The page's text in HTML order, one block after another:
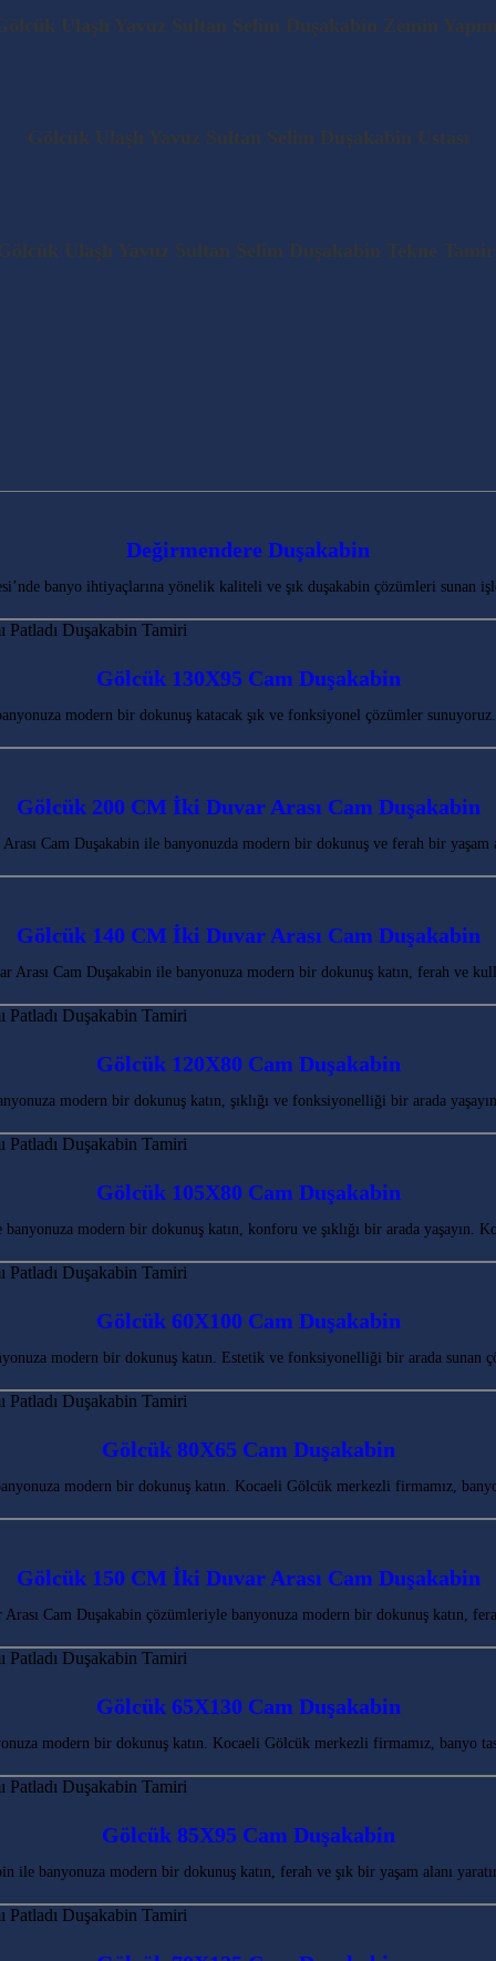
Ulaşlı Yavuz Sultan Selim Duşakabin Zemin
Gölcük Ulaşlı Yavuz Sultan Selim Duşakabin Ustası
Ulaşlı Yavuz Sultan Selim Duşakabin Tekne
Değirmendere Duşakabin
banyo ihtiyaçlarına yönelik kaliteli ve şık duşakabin çözümleri sunan
Gölcük 130X95 Cam Duşakabin
modern bir dokunuş katacak şık ve fonksiyonel çözümler
Gölcük 200 CM İki Duvar Arası Cam Duşakabin
Cam Duşakabin ile banyonuzda modern bir dokunuş ve ferah bir yaşam
Gölcük 140 CM İki Duvar Arası Cam Duşakabin
Arası Cam Duşakabin ile banyonuza modern bir dokunuş katın, ferah ve
Gölcük 120X80 Cam Duşakabin
modern bir dokunuş katın, şıklığı ve fonksiyonelliği bir arada
Gölcük 105X80 Cam Duşakabin
modern bir dokunuş katın, konforu ve şıklığı bir arada yaşayın.
Gölcük 60X100 Cam Duşakabin
modern bir dokunuş katın. Estetik ve fonksiyonelliği bir arada sunan
Gölcük 80X65 Cam Duşakabin
modern bir dokunuş katın. Kocaeli Gölcük merkezli firmamız,
Gölcük 150 CM İki Duvar Arası Cam Duşakabin
Cam Duşakabin çözümleriyle banyonuza modern bir dokunuş katın,
Gölcük 65X130 Cam Duşakabin
modern bir dokunuş katın. Kocaeli Gölcük merkezli firmamız, banyo
Gölcük 85X95 Cam Duşakabin
ile banyonuza modern bir dokunuş katın, ferah ve şık bir yaşam alanı